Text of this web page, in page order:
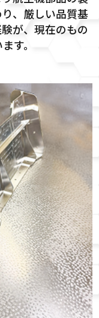
、厳しい品質基
が、現在のもの
す。